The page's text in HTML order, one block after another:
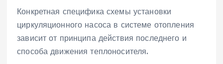
Конкретная специфика схемы установки
циркуляционного насоса в системе отопления
зависит от принципа действия последнего и
способа движения теплоносителя.